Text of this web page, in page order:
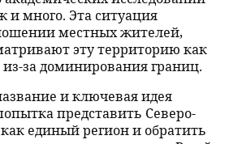
и много. Эта ситуация
местных жителей,
эту территорию как
из-за доминирования границ.
и ключевая идея
представить Северо-
единый регион и обратить